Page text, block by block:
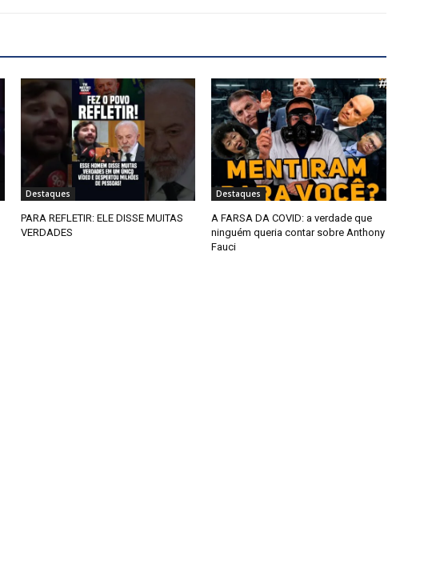
Destaques
PARA REFLETIR: ELE DISSE MUITAS
VERDADES
Destaques
A FARSA DA COVID: a verdade que
ninguém queria contar sobre Anthony
Fauci